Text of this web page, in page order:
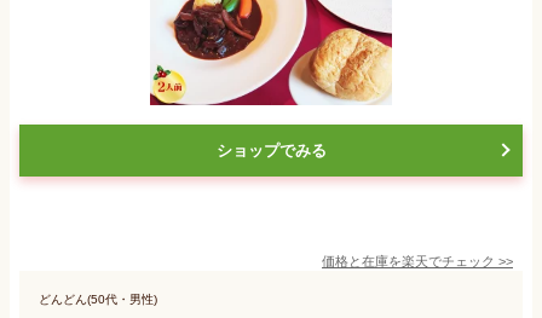
ショップでみる
価格と在庫を楽天でチェック >>
どんどん(50代・男性)